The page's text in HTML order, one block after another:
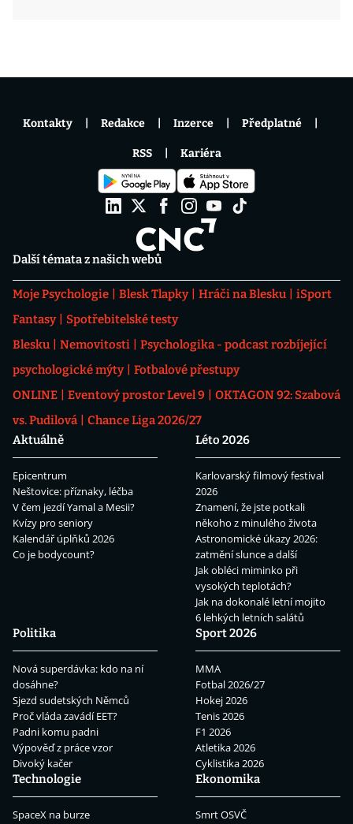
Další témata z našich webů
Moje Psychologie Blesk Tlapky Hráči na Blesku
iSport
Fantasy
Spotřebitelské testy
Blesku
Nemovitosti
Psychologika - podcast rozbíjející
psychologické mýty
Fotbalové přestupy
ONLINE
Eventový prostor Level 9
OKTAGON 92: Szabová
vs. Pudilová
Chance Liga 2026/27
Aktuálně
Epicentrum
Neštovice: příznaky, léčba
V čem jezdí Yamal a Mesii?
Kvízy pro seniory
Kalendář úplňků 2026
Co je bodycount?
Léto 2026
Karlovarský filmový festival
2026
Znamení, že jste potkali
někoho z minulého života
Astronomické úkazy 2026:
zatmění slunce a další
Jak obléci miminko při
vysokých teplotách?
Jak na dokonalé letní mojito
6 lehkých letních salátů
Politika
Nová superdávka: kdo na ní
dosáhne?
Sjezd sudetských Němců
Proč vláda zavádí EET?
Padni komu padni
Výpověď z práce vzor
Divoký kačer
Sport 2026
MMA
Fotbal 2026/27
Hokej 2026
Tenis 2026
F1 2026
Atletika 2026
Cyklistika 2026
Technologie
SpaceX na burze
Ekonomika
Smrt OSVČ
Kontakty Redakce Inzerce Předplatné
RSS Kariéra